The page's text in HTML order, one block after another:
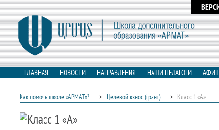
ГЛАВНАЯ НОВОСТИ НАПРАВЛЕНИЯ НАШИ ПЕДАГОГИ
Как помочь школе «АРМАТ»? → Целевой взнос (грант)→ Класс 1 «А»